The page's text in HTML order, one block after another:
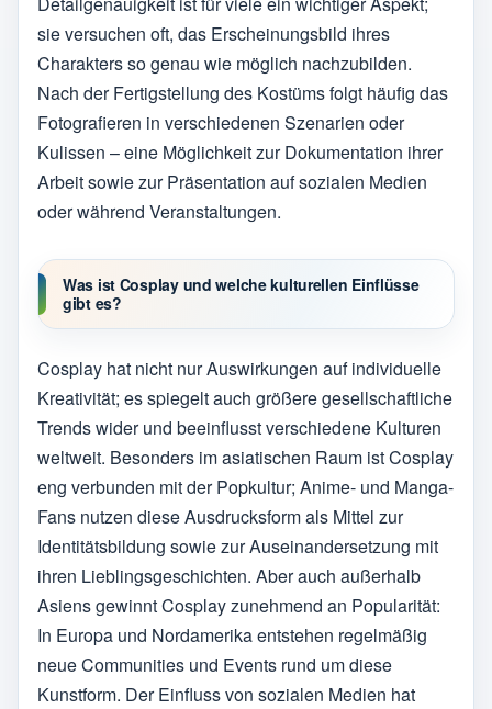
sie versuchen oft, das Erscheinungsbild ihres
Charakters so genau wie möglich nachzubilden.
Nach der Fertigstellung des Kostüms folgt häufig das
Fotografieren in verschiedenen Szenarien oder
Kulissen – eine Möglichkeit zur Dokumentation ihrer
Arbeit sowie zur Präsentation auf sozialen Medien
oder während Veranstaltungen.
Was ist Cosplay und welche kulturellen Einflüsse
gibt es?
Cosplay hat nicht nur Auswirkungen auf individuelle
Kreativität; es spiegelt auch größere gesellschaftliche
Trends wider und beeinflusst verschiedene Kulturen
weltweit. Besonders im asiatischen Raum ist Cosplay
eng verbunden mit der Popkultur; Anime- und Manga-
Fans nutzen diese Ausdrucksform als Mittel zur
Identitätsbildung sowie zur Auseinandersetzung mit
ihren Lieblingsgeschichten. Aber auch außerhalb
Asiens gewinnt Cosplay zunehmend an Popularität:
In Europa und Nordamerika entstehen regelmäßig
neue Communities und Events rund um diese
Kunstform. Der Einfluss von sozialen Medien hat